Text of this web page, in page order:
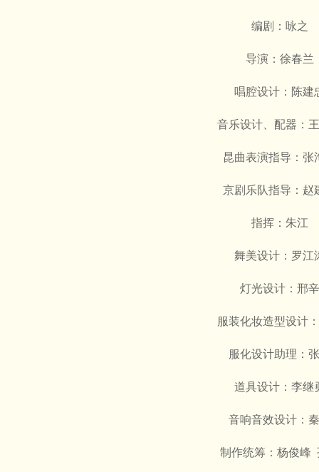
编剧：咏之
导演：徐春兰
唱腔设计：陈建
音乐设计、配器：
昆曲表演指导：张
京剧乐队指导：赵
指挥：朱江
舞美设计：罗江
灯光设计：邢辛
服装化妆造型设计
服化设计助理：
道具设计：李继
音响音效设计：
制作统筹：杨俊峰